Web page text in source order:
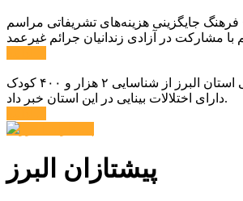
فرهنگ جایگزینی هزینه‌های تشریفاتی مراسم
با مشارکت در آزادی زندانیان جرائم غیرعمد
مدیر کل بهزیستی استان البرز از شناسایی ۲ هزار و ۴۰۰ کودک
دارای اختلالات بینایی در این استان خبر داد.
پیشتازان البرز